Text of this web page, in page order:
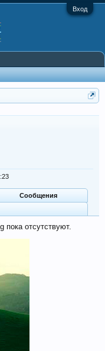
Вход
Сообщения
отсутствуют.